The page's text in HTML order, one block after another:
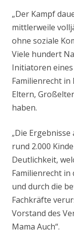
„Der Kampf
mittlerweile
ohne soziale
Viele hundert
Initiatoren
Familienrecht in
Eltern,
haben.
„Die
rund 2.000
Deutlichkeit,
Familienrecht
und durch die
Fachkräfte
Vorstand des
Mama Auch“.